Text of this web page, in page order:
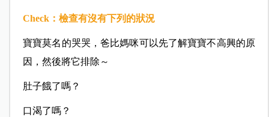
Check：檢查有沒有下列的狀況
寶寶莫名的哭哭，爸比媽咪可以先了解寶寶不高興的原
因，然後將它排除～
肚子餓了嗎？
口渴了嗎？